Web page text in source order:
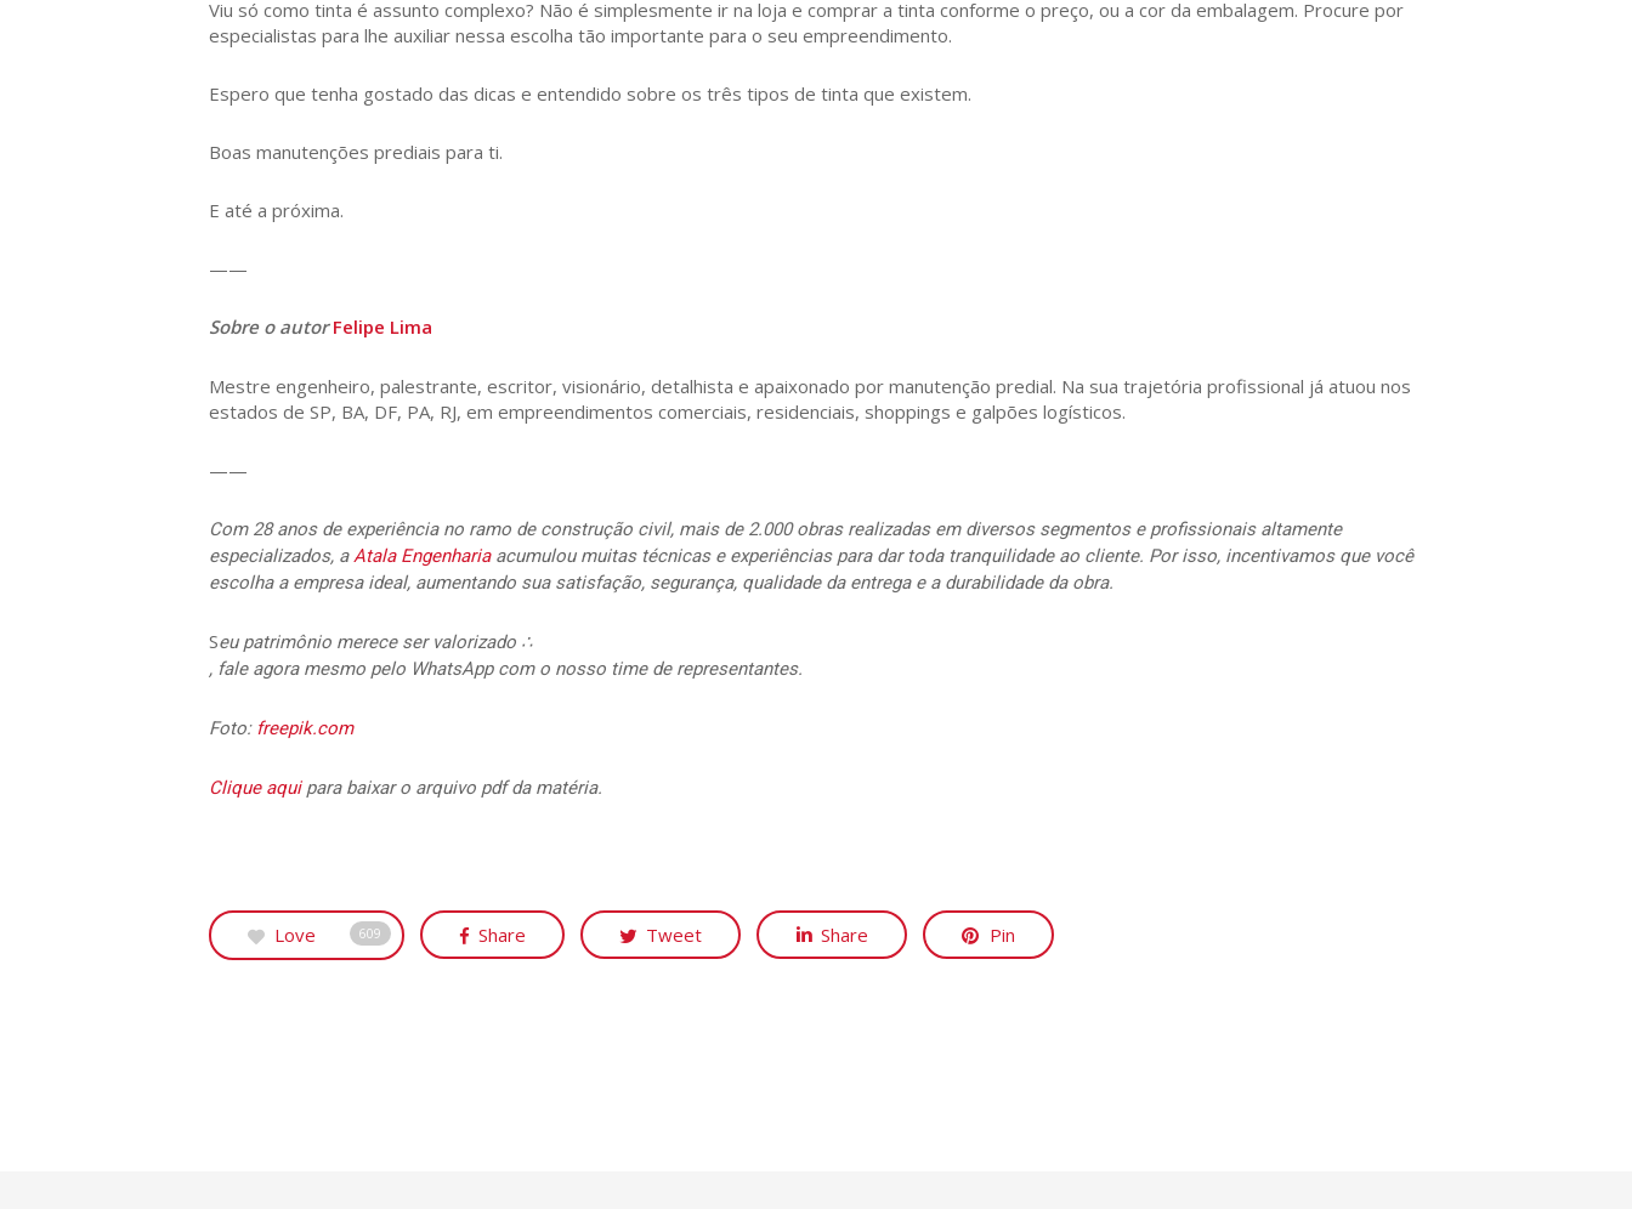
Viu só como tinta é assunto complexo? Não é simplesmente ir na loja e comprar a tinta conforme o preço, ou a cor da embalagem. Procure por
especialistas para lhe auxiliar nessa escolha tão importante para o seu empreendimento.
Espero que tenha gostado das dicas e entendido sobre os três tipos de tinta que existem.
Boas manutenções prediais para ti.
E até a próxima.
——
Sobre o autorFelipe Lima
Mestre engenheiro, palestrante, escritor, visionário, detalhista e apaixonado por manutenção predial. Na sua trajetória profissional já atuou nos
estados de SP, BA, DF, PA, RJ, em empreendimentos comerciais, residenciais, shoppings e galpões logísticos.
——
Com 28 anos de experiência no ramo de construção civil, mais de 2.000 obras realizadas em diversos segmentos e profissionais altamente
especializados, aAtala Engenhariaacumulou muitas técnicas e experiências para dar toda tranquilidade ao cliente. Por isso, incentivamos que você
escolha a empresa ideal, aumentando sua satisfação, segurança, qualidade da entrega e a durabilidade da obra.
Seu patrimônio merece ser valorizado ∴
, fale agora mesmo pelo WhatsApp com o nosso time de representantes.
Foto: freepik.com
Clique aquipara baixar o arquivo pdf da matéria.
Love 609 Share Tweet Share Pin